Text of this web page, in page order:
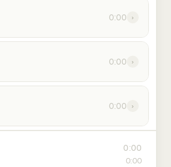
0:00 ›
0:00 ›
0:00 ›
0:00
0:00